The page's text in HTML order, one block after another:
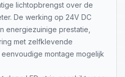
lichtopbrengst over de
De werking op 24V DC
energiezuinige prestatie,
met zelfklevende
montage mogelijk